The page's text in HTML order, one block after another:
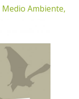
Medio Ambiente,